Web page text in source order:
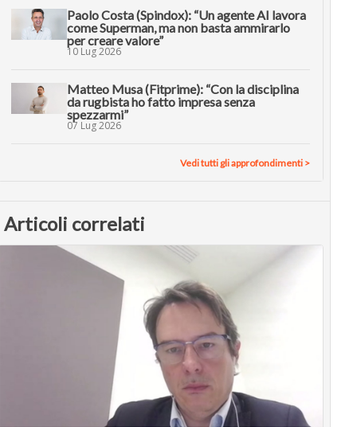
Paolo Costa (Spindox): “Un agente AI lavora
come Superman, ma non basta ammirarlo
per creare valore”
10 Lug 2026
Matteo Musa (Fitprime): “Con la disciplina
da rugbista ho fatto impresa senza
spezzarmi”
07 Lug 2026
Vedi tutti gli approfondimenti >
Articoli correlati